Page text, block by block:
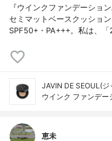
『ウインクファンデーショ
セミマットベースクッショ
SPF50+・PA+++。私は、
JAVIN DE SEOUL(
ウインク ファンデー
恵未